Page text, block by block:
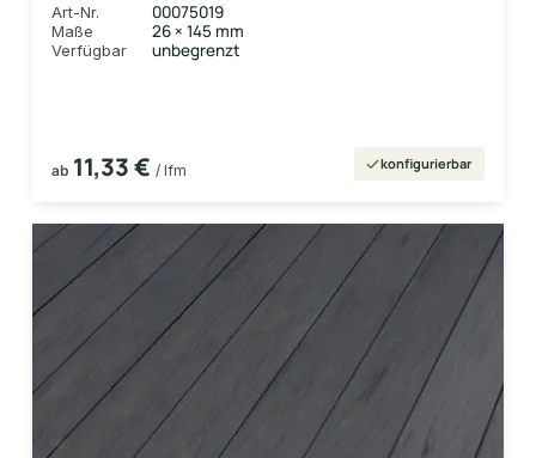
Art-Nr. 00075019
Maße 26 × 145 mm
Verfügbar unbegrenzt
ab 11,33 € / lfm konfigurierbar